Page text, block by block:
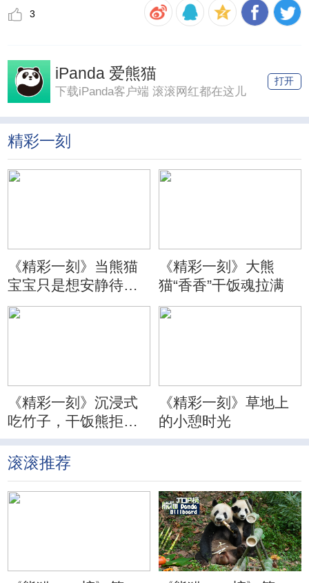
3
iPanda 爱熊猫
下载iPanda客户端 滚滚网红都在这儿
打开
精彩一刻
《精彩一刻》当熊猫
宝宝只是想安静待会
儿
《精彩一刻》大熊
猫“香香”干饭魂拉满
《精彩一刻》沉浸式
吃竹子，干饭熊拒绝
分心
《精彩一刻》草地上
的小憩时光
滚滚推荐